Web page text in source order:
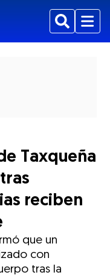
BuscarMenu
Taxqueña
reciben
que un
con
tras la